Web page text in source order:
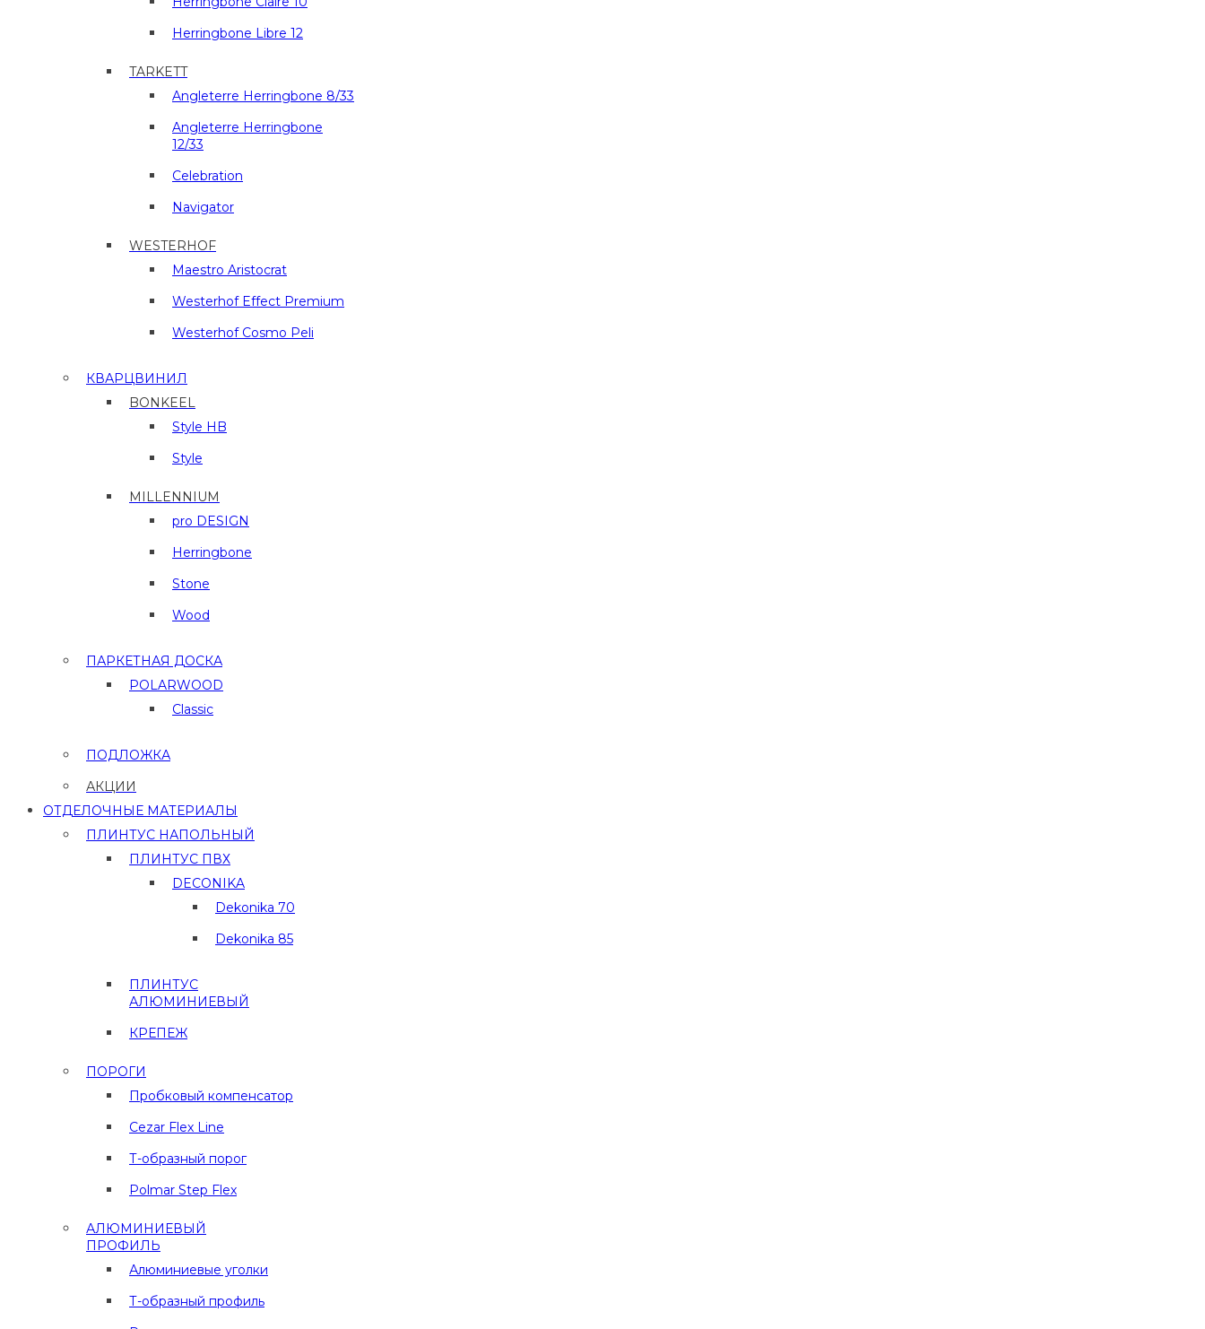
Herringbone Libre 12
TARKETT
Angleterre Herringbone 8/33
Angleterre Herringbone
12/33
Celebration
Navigator
WESTERHOF
Maestro Aristocrat
Westerhof Effect Premium
Westerhof Cosmo Peli
КВАРЦВИНИЛ
BONKEEL
Style HB
Style
MILLENNIUM
pro DESIGN
Herringbone
Stone
Wood
ПАРКЕТНАЯ ДОСКА
POLARWOOD
Classic
ПОДЛОЖКА
АКЦИИ
ОТДЕЛОЧНЫЕ МАТЕРИАЛЫ
ПЛИНТУС НАПОЛЬНЫЙ
ПЛИНТУС ПВХ
DECONIKA
Dekonika 70
Dekonika 85
ПЛИНТУС
АЛЮМИНИЕВЫЙ
КРЕПЕЖ
ПОРОГИ
Пробковый компенсатор
Cezar Flex Line
Т-образный порог
Polmar Step Flex
АЛЮМИНИЕВЫЙ
ПРОФИЛЬ
Алюминиевые уголки
Т-образный профиль